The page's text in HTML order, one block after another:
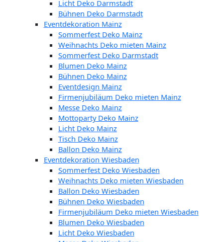
Licht Deko Darmstadt
Bühnen Deko Darmstadt
Eventdekoration Mainz
Sommerfest Deko Mainz
Weihnachts Deko mieten Mainz
Sommerfest Deko Darmstadt
Blumen Deko Mainz
Bühnen Deko Mainz
Eventdesign Mainz
Firmenjubiläum Deko mieten Mainz
Messe Deko Mainz
Mottoparty Deko Mainz
Licht Deko Mainz
Tisch Deko Mainz
Ballon Deko Mainz
Eventdekoration Wiesbaden
Sommerfest Deko Wiesbaden
Weihnachts Deko mieten Wiesbaden
Ballon Deko Wiesbaden
Bühnen Deko Wiesbaden
Firmenjubiläum Deko mieten Wiesbaden
Blumen Deko Wiesbaden
Licht Deko Wiesbaden